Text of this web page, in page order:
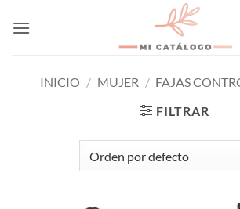
INICIO / MUJER / FAJAS
FILTRAR